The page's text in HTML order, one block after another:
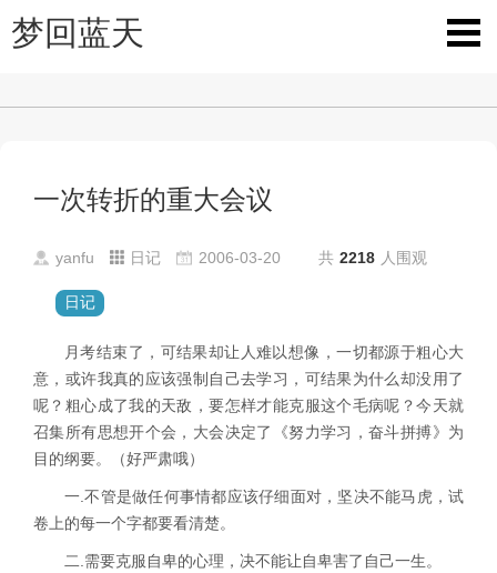
梦回蓝天
一次转折的重大会议
yanfu 日记 2006-03-20 共 2218 人围观
日记
月考结束了，可结果却让人难以想像，一切都源于粗心大
意，或许我真的应该强制自己去学习，可结果为什么却没用了
呢？粗心成了我的天敌，要怎样才能克服这个毛病呢？今天就
召集所有思想开个会，大会决定了《努力学习，奋斗拼搏》为
目的纲要。（好严肃哦）
一 .不管是做任何事情都应该仔细面对，坚决不能马虎，试
卷上的每一个字都要看清楚。
二 需要克服自卑的心理，决不能让自卑害了自己一生。